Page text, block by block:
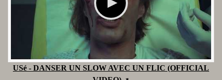
USé - DANSER UN SLOW AVEC UN FLIC (OFFICIAL